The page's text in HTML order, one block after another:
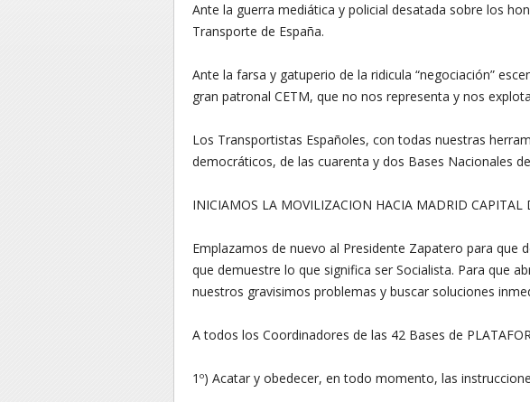
Ante la guerra mediática y policial desatada sobre los
Transporte de España.
Ante la farsa y gatuperio de la ridicula “negociación”
gran patronal CETM, que no nos representa y nos
Los Transportistas Españoles, con todas nuestras
democráticos, de las cuarenta y dos Bases Nacionales
INICIAMOS LA MOVILIZACION HACIA MADRID CAPITAL
Emplazamos de nuevo al Presidente Zapatero para que
que demuestre lo que significa ser Socialista. Para que
nuestros gravisimos problemas y buscar soluciones
A todos los Coordinadores de las 42 Bases de
1º) Acatar y obedecer, en todo momento, las